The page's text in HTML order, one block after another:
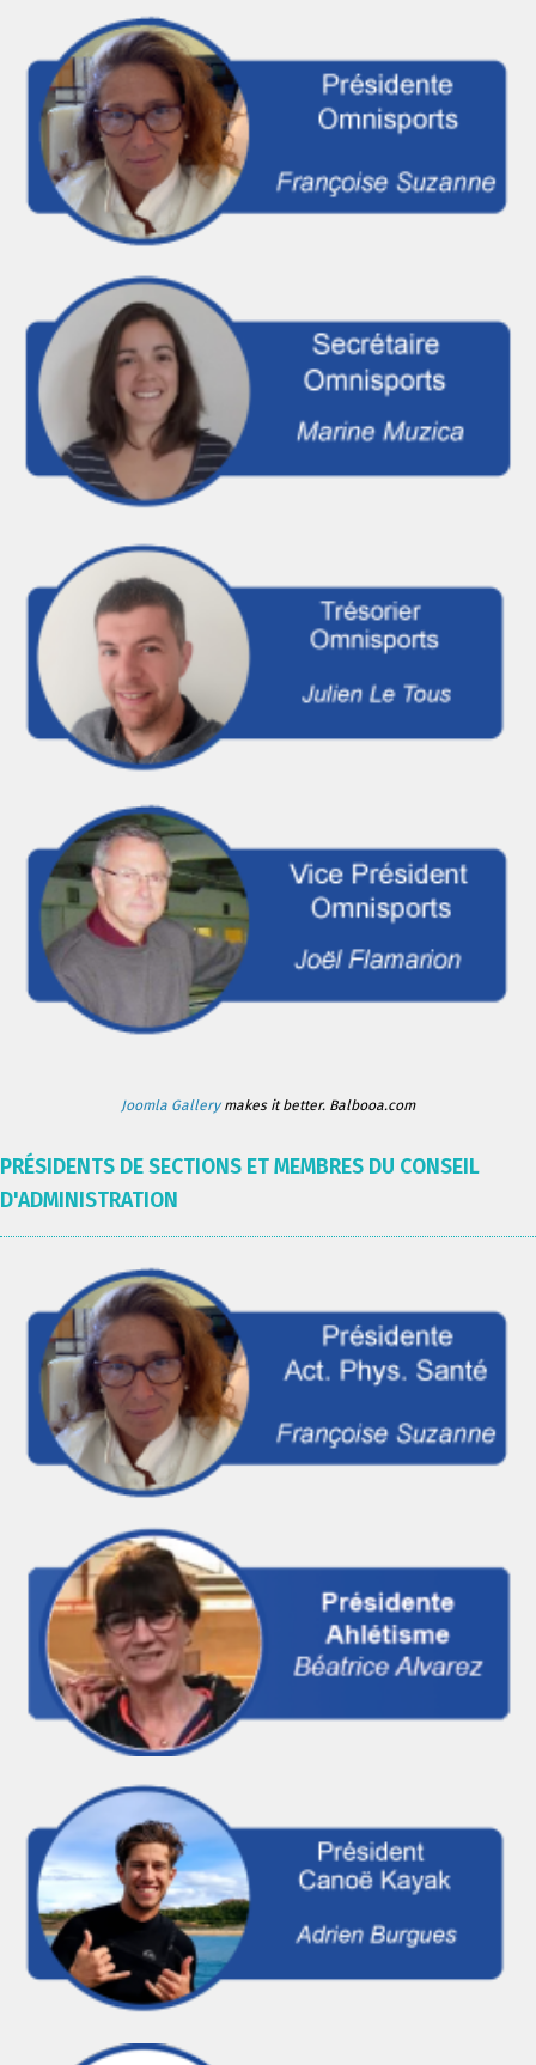
Joomla Gallerymakes it better. Balbooa.com
PRÉSIDENTS DE SECTIONS ET MEMBRES DU CONSEIL
D'ADMINISTRATION